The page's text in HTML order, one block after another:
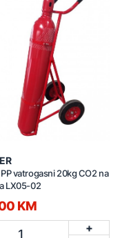
vatrogasni 20kg CO2 na
LX05-02
KM
1
+